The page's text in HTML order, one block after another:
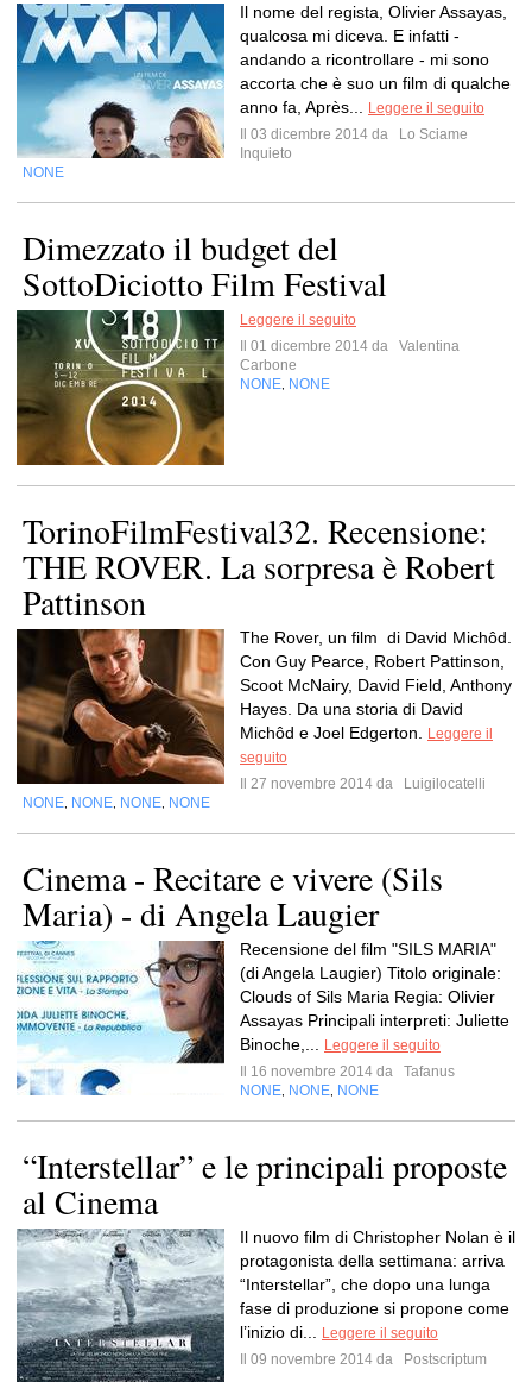
Il nome del regista, Olivier Assayas,
qualcosa mi diceva. E infatti -
andando a ricontrollare - mi sono
accorta che è suo un film di qualche
anno fa, Après...
Leggere il seguito
Il 03 dicembre 2014 da
Lo Sciame
Inquieto
NONE
Dimezzato il budget del
SottoDiciotto Film Festival
Leggere il seguito
Il 01 dicembre 2014 da
Valentina
Carbone
NONE NONE
TorinoFilmFestival32. Recensione:
THE ROVER. La sorpresa è Robert
Pattinson
The Rover, un film di David Michôd.
Con Guy Pearce, Robert Pattinson,
Scoot McNairy, David Field, Anthony
Hayes. Da una storia di David
Michôd e Joel Edgerton.
Leggere il
seguito
Il 27 novembre 2014 da
Luigilocatelli
NONE NONE NONE NONE
Cinema - Recitare e vivere (Sils
Maria) - di Angela Laugier
Recensione del film "SILS MARIA"
(di Angela Laugier) Titolo originale:
Clouds of Sils Maria Regia: Olivier
Assayas Principali interpreti: Juliette
Binoche,...
Leggere il seguito
Il 16 novembre 2014 da
Tafanus
NONE NONE NONE
“Interstellar” e le principali proposte
al Cinema
Il nuovo film di Christopher Nolan è il
protagonista della settimana: arriva
“Interstellar”, che dopo una lunga
fase di produzione si propone come
l’inizio di...
Leggere il seguito
Il 09 novembre 2014 da
Postscriptum